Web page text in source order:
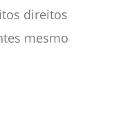
direitos
mesmo